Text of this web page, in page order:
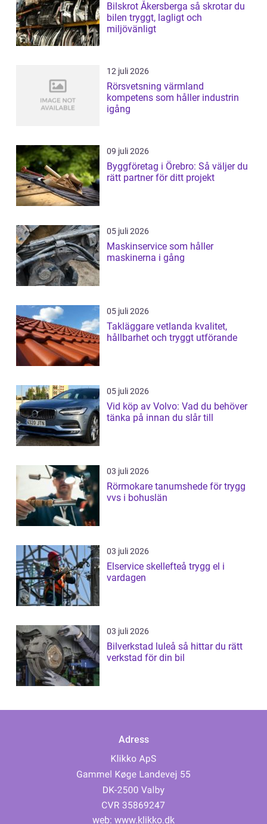
Bilskrot Åkersberga så skrotar du
bilen tryggt, lagligt och
miljövänligt
12 juli 2026
Rörsvetsning värmland
kompetens som håller industrin
igång
09 juli 2026
Byggföretag i Örebro: Så väljer du
rätt partner för ditt projekt
05 juli 2026
Maskinservice som håller
maskinerna i gång
05 juli 2026
Takläggare vetlanda kvalitet,
hållbarhet och tryggt utförande
05 juli 2026
Vid köp av Volvo: Vad du behöver
tänka på innan du slår till
03 juli 2026
Rörmokare tanumshede för trygg
vvs i bohuslän
03 juli 2026
Elservice skellefteå trygg el i
vardagen
03 juli 2026
Bilverkstad luleå så hittar du rätt
verkstad för din bil
Adress
web: www.klikko.dk